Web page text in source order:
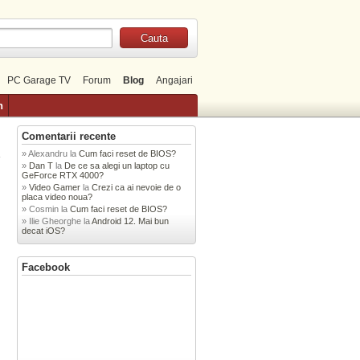
PC Garage TV Forum Blog Angajari
Comentarii recente
Alexandru la Cum faci reset de BIOS?
Dan T la De ce sa alegi un laptop cu
GeForce RTX 4000?
Video Gamer la Crezi ca ai nevoie de o
placa video noua?
Cosmin la Cum faci reset de BIOS?
Ilie Gheorghe laAndroid 12. Mai bun
decat iOS?
Facebook